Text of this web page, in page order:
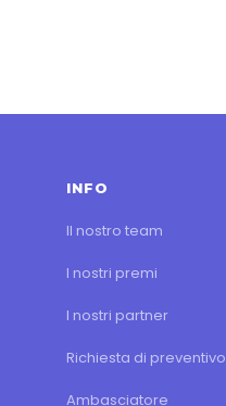
INFO
Il nostro team
I nostri premi
I nostri partner
Richiesta di preventivo
Ambasciatore